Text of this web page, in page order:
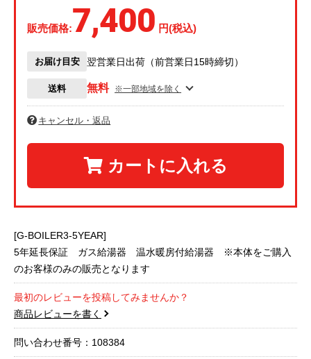
販売価格:7,400 円(税込)
お届け目安 翌営業日出荷（前営業日15時締切）
送料 無料 ※一部地域を除く
キャンセル・返品
カートに入れる
[G-BOILER3-5YEAR]
5年延長保証 ガス給湯器 温水暖房付給湯器 ※本体をご購入
のお客様のみの販売となります
最初のレビューを投稿してみませんか？
商品レビューを書く
問い合わせ番号：108384